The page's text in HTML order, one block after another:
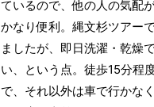
ているので、他の人の気配
かなり便利。縄文杉ツアー
ましたが、即日洗濯・乾燥
い、という点。徒歩15分程
で、それ以外は車で行かな